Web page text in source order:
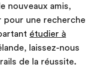
nouveaux amis,
pour une recherche
étudier à
laissez-nous
de la réussite.